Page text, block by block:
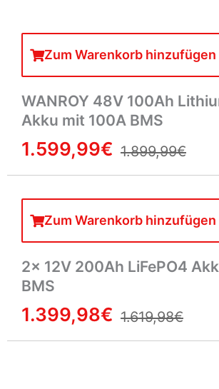
Zum Warenkorb hinzufügen
WANROY 48V 100Ah
Akku mit 100A BMS
1.599,99€ 1.899,99€
Zum Warenkorb hinzufügen
2× 12V 200Ah LiFePO4
BMS
1.399,98€ 1.619,98€